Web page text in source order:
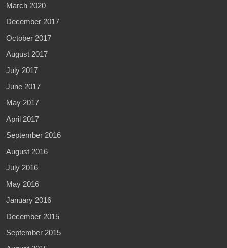
March 2020
December 2017
October 2017
August 2017
July 2017
June 2017
May 2017
April 2017
September 2016
August 2016
July 2016
May 2016
January 2016
December 2015
September 2015